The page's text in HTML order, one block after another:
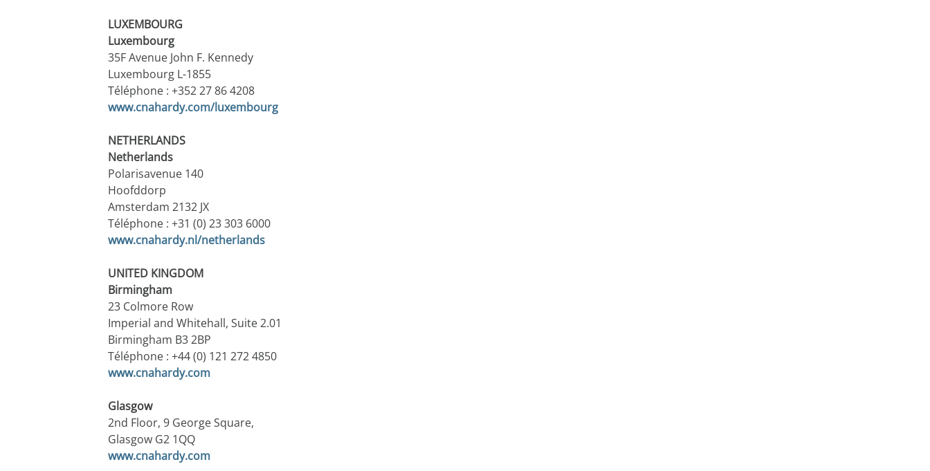
LUXEMBOURG
Luxembourg
35F Avenue John F. Kennedy
Luxembourg L-1855
Téléphone : +352 27 86 4208
​www.cnahardy.com/luxembourg
NETHERLANDS
Netherlands
Polarisavenue 140
Hoofddorp
Amsterdam 2132 JX
Téléphone : +31 (0) 23 303 6000
www.cnahardy.nl/netherlands
UNITED KINGDOM
Birmingham
23 Colmore Row
Imperial and Whitehall, Suite 2.01
Birmingham B3 2BP
Téléphone : +44 (0) 121 272 4850
​www.cnahardy.com
Glasgow
2nd Floor, 9 George Square,
Glasgow G2 1QQ
​www.cnahardy.com